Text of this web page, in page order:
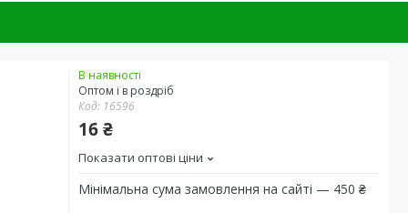
В наявності
Оптом і в роздріб
Код: 16596
16 ₴
Показати оптові ціни
Мінімальна сума замовлення на сайті — 450 ₴